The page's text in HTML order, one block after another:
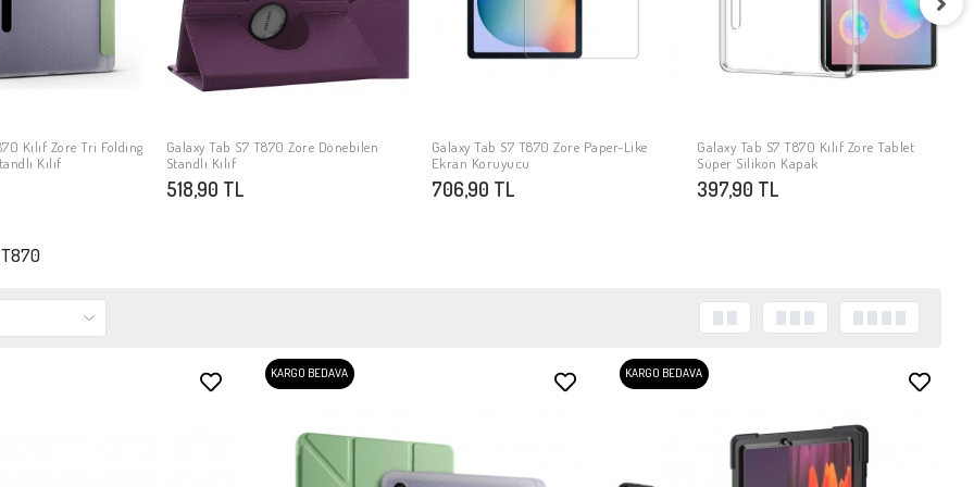
EKLE
Kılıf Zore Tri Folding
Kılıf
SEPETE EKLE
Galaxy Tab S7 T870 Zore Dönebilen
Standlı Kılıf
518,90 TL
SEPETE EKLE
Galaxy Tab S7 T870 Zore Paper-Like
Ekran Koruyucu
706,90 TL
SEPETE EKLE
Galaxy Tab S7 T870 Kılıf Zore Tablet
Süper Silikon Kapak
397,90 TL
T870
KARGO BEDAVA KARGO BEDAVA